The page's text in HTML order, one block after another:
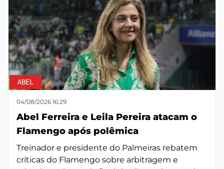
ABEL
04/08/2026 16:29
Abel Ferreira e Leila Pereira atacam o
Flamengo após polêmica
Treinador e presidente do Palmeiras rebatem
críticas do Flamengo sobre arbitragem e